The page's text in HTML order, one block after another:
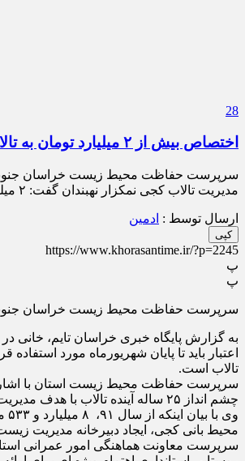
28
اختصاص بیش از ۲ میلیارد تومان به تالاب کجی نمکزار نهبندان
مدیریت تالاب کجی نمکزار نهبندان گفت: ۲ میلیارد و ۲۰۰ میلیون تومان امسال به محیط زیست برای تالاب کجی نمکزار اختصاص […]
ارسال توسط : ادمین
کپی
https://www.khorasantime.ir/?p=2245
پ
پ
سرپرست حفاظت محیط زیست خراسان جنوبی از اختصاص ۲ میلیارد و ۲۰۰ میلیون تومان برای تالاب کجی
تالاب است.
چشم انداز ۲۵ ساله آینده تالاب با هدف مدیریت پایدار منابع آب و خاک تالاب، تنوع زیستی و حفاظت فیزیکی از تالاب و محور مسائل اجتماعی و اقتصادی برنامه ریزی شود.
محیط بانی کجی، ایجاد دبیرخانه مدیریت
سرپرست معاونت هماهنگی امور عمرانی